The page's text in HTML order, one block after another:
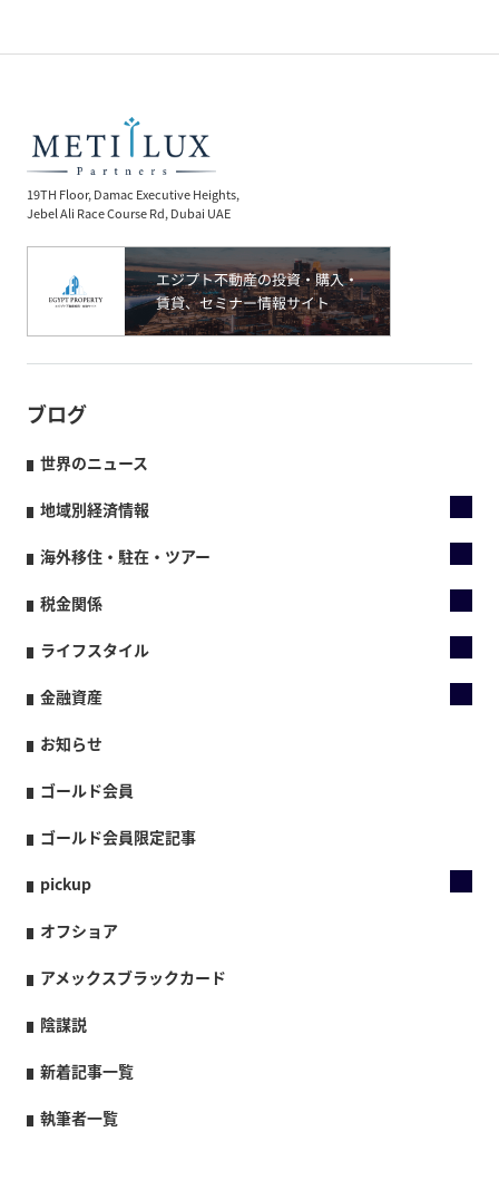
19TH Floor, Damac Executive Heights,
Jebel Ali Race Course Rd, Dubai UAE
ブログ
世界のニュース
地域別経済情報
海外移住・駐在・ツアー
税金関係
ライフスタイル
金融資産
お知らせ
ゴールド会員
ゴールド会員限定記事
pickup
オフショア
アメックスブラックカード
陰謀説
新着記事一覧
執筆者一覧